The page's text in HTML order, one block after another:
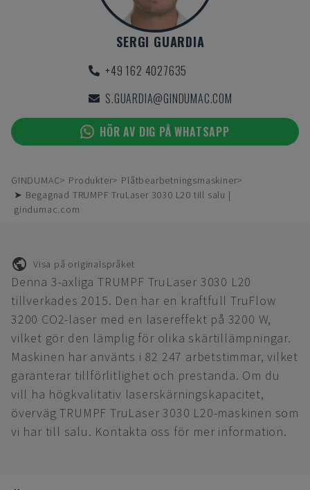
SERGI GUARDIA
+49 162 4027635
S.GUARDIA@GINDUMAC.COM
HÖR AV DIG PÅ WHATSAPP
GINDUMAC Produkter
Plåtbearbetningsmaskiner
➤ Begagnad TRUMPF TruLaser 3030 L20 till salu |
gindumac.com
Visa på originalspråket
Denna 3-axliga TRUMPF TruLaser 3030 L20
tillverkades 2015. Den har en kraftfull TruFlow
3200 CO2-laser med en lasereffekt på 3200 W,
vilket gör den lämplig för olika skärtillämpningar.
Maskinen har använts i 82 247 arbetstimmar, vilket
garanterar tillförlitlighet och prestanda. Om du
vill ha högkvalitativ laserskärningskapacitet,
överväg TRUMPF TruLaser 3030 L20-maskinen som
vi har till salu. Kontakta oss för mer information.